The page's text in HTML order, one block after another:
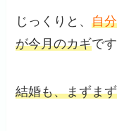
じっくりと、自
が今月のカギです
結婚も、まずま